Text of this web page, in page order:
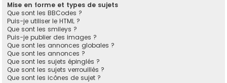
Mise en forme et types de sujets
Que sont les BBCodes ?
Puis-je utiliser le HTML ?
Que sont les smileys ?
Puis-je publier des images ?
Que sont les annonces globales ?
Que sont les annonces ?
Que sont les sujets épinglés ?
Que sont les sujets verrouillés ?
Que sont les icônes de sujet ?